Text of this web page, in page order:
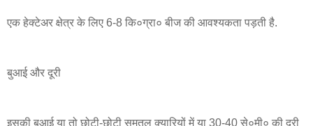
एक हेक्टेअर क्षेत्र के लिए 6-8 कि०ग्रा० बीज की आवश्यकता पड़ती है.
बुआई और दूरी
इसकी बुआई या तो छोटी-छोटी समतल क्यारियों में या 30-40 से०मी० की दूरी